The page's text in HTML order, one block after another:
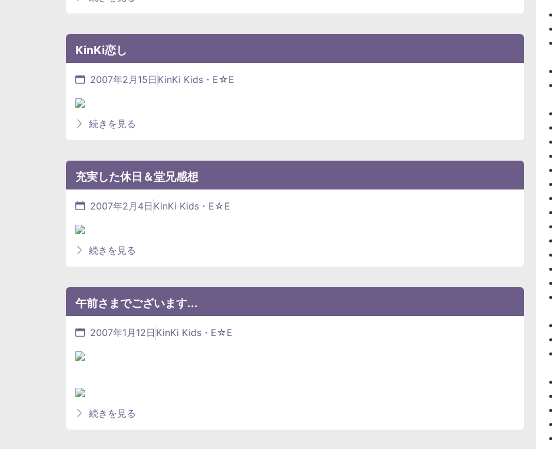
KinKi恋し
2007年2月15日 KinKi Kids・E☆E
続きを見る
充実した休日＆堂兄感想
2007年2月4日 KinKi Kids・E☆E
続きを見る
午前さまでございます...
2007年1月12日 KinKi Kids・E☆E
続きを見る